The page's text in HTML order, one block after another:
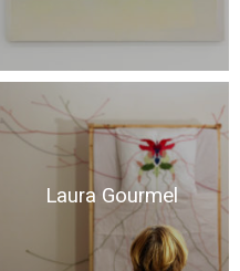
Laura Gourmel